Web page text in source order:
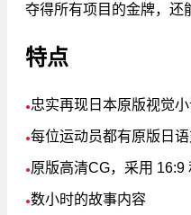
夺得所有项目的金牌，还
特点
●忠实再现日本原版视觉
●每位运动员都有原版日
●原版高清CG，采用 16:9
●数小时的故事内容